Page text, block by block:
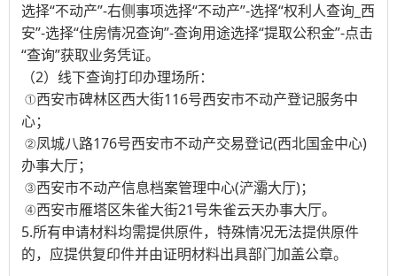
选择“不动产”-右侧事项选择“不动产”-选择“权利人查询_西
安”-选择“住房情况查询”-查询用途选择“提取公积金”-点击
“查询”获取业务凭证。
（2）线下查询打印办理场所：
①西安市碑林区西大街116号西安市不动产登记服务中
心；
②凤城八路176号西安市不动产交易登记(西北国金中心)
办事大厅；
③西安市不动产信息档案管理中心(浐灞大厅)；
④西安市雁塔区朱雀大街21号朱雀云天办事大厅。
5.所有申请材料均需提供原件，特殊情况无法提供原件
的，应提供复印件并由证明材料出具部门加盖公章。